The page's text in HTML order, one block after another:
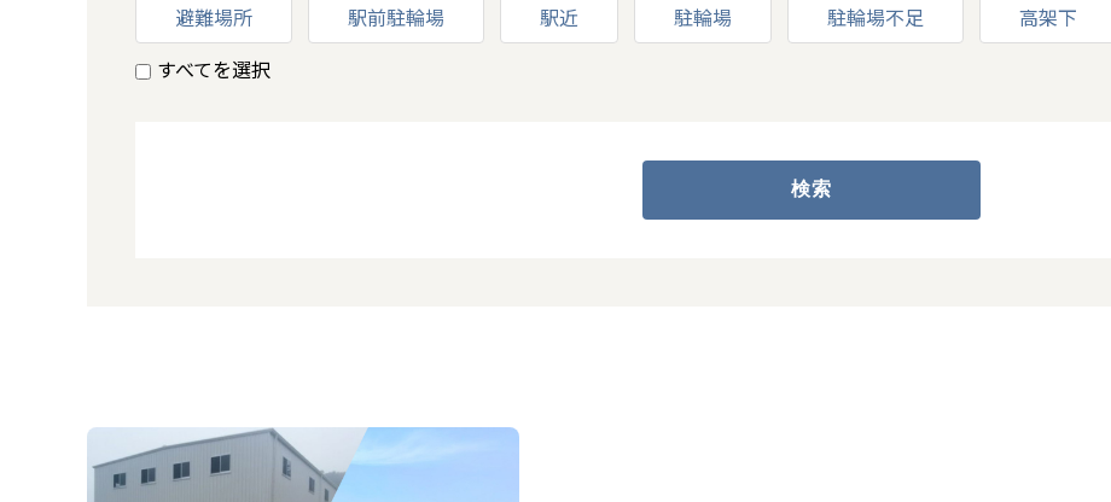
避難場所 駅前駐輪場 駅近 駐輪場 駐輪場不足
高架下
すべてを選択